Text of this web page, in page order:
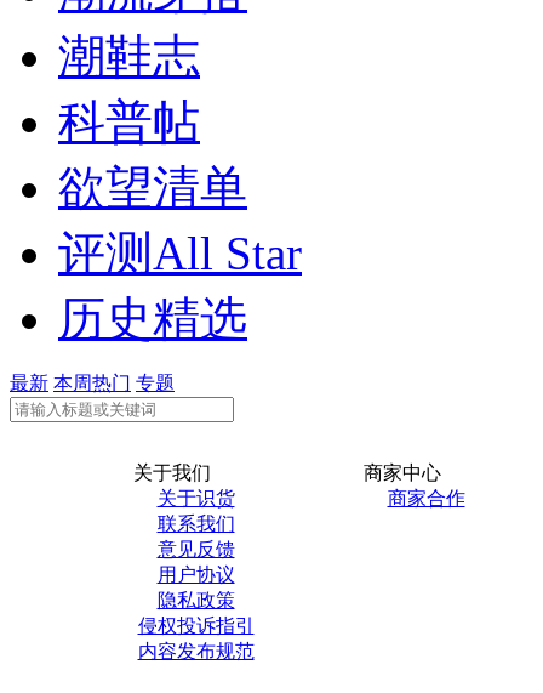
潮鞋志
科普帖
欲望清单
评测All Star
历史精选
最新 本周热门 专题
关于我们
关于识货
联系我们
意见反馈
用户协议
隐私政策
侵权投诉指引
内容发布规范
商家中心
商家合作